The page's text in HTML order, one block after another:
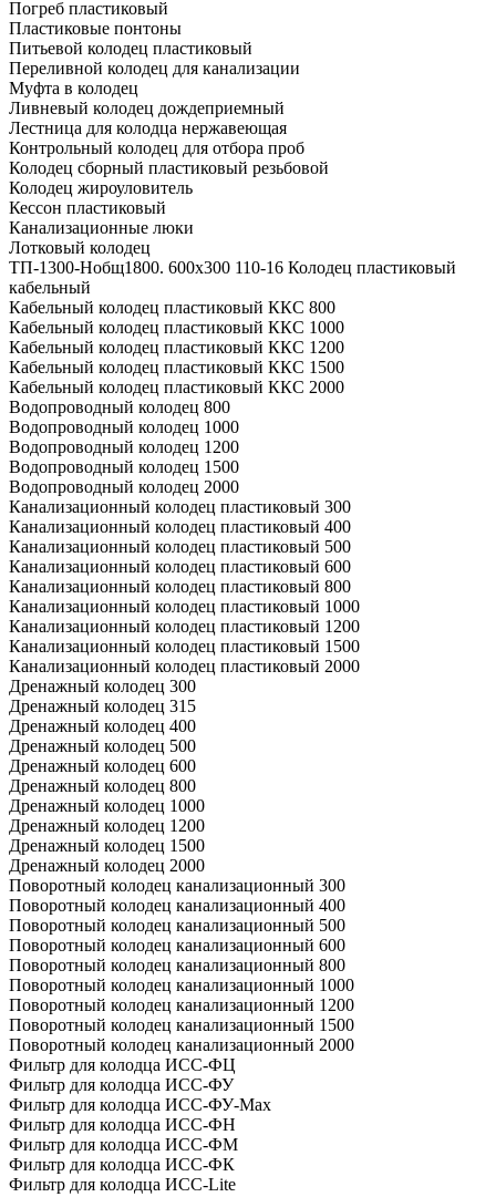
Погреб пластиковый
Пластиковые понтоны
Питьевой колодец пластиковый
Переливной колодец для канализации
Муфта в колодец
Ливневый колодец дождеприемный
Лестница для колодца нержавеющая
Контрольный колодец для отбора проб
Колодец сборный пластиковый резьбовой
Колодец жироуловитель
Кессон пластиковый
Канализационные люки
Лотковый колодец
ТП-1300-Hобщ1800. 600х300 110-16 Колодец пластиковый
кабельный
Кабельный колодец пластиковый ККС 800
Кабельный колодец пластиковый ККС 1000
Кабельный колодец пластиковый ККС 1200
Кабельный колодец пластиковый ККС 1500
Кабельный колодец пластиковый ККС 2000
Водопроводный колодец 800
Водопроводный колодец 1000
Водопроводный колодец 1200
Водопроводный колодец 1500
Водопроводный колодец 2000
Канализационный колодец пластиковый 300
Канализационный колодец пластиковый 400
Канализационный колодец пластиковый 500
Канализационный колодец пластиковый 600
Канализационный колодец пластиковый 800
Канализационный колодец пластиковый 1000
Канализационный колодец пластиковый 1200
Канализационный колодец пластиковый 1500
Канализационный колодец пластиковый 2000
Дренажный колодец 300
Дренажный колодец 315
Дренажный колодец 400
Дренажный колодец 500
Дренажный колодец 600
Дренажный колодец 800
Дренажный колодец 1000
Дренажный колодец 1200
Дренажный колодец 1500
Дренажный колодец 2000
Поворотный колодец канализационный 300
Поворотный колодец канализационный 400
Поворотный колодец канализационный 500
Поворотный колодец канализационный 600
Поворотный колодец канализационный 800
Поворотный колодец канализационный 1000
Поворотный колодец канализационный 1200
Поворотный колодец канализационный 1500
Поворотный колодец канализационный 2000
Фильтр для колодца ИСС-ФЦ
Фильтр для колодца ИСС-ФУ
Фильтр для колодца ИСС-ФУ-Мах
Фильтр для колодца ИСС-ФН
Фильтр для колодца ИСС-ФМ
Фильтр для колодца ИСС-ФК
Фильтр для колодца ИСС-Lite